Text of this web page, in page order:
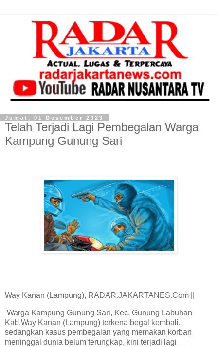
Jumat, 01 Desember 2023
Telah Terjadi Lagi Pembegalan Warga
Kampung Gunung Sari
Way Kanan (Lampung), RADAR.JAKARTANES.Com ||
Warga Kampung Gunung Sari, Kec. Gunung Labuhan
Kab.Way Kanan (Lampung) terkena begal kembali,
sedangkan kasus pembegalan yang memakan korban
meninggal dunia belum terungkap, kini terjadi lagi